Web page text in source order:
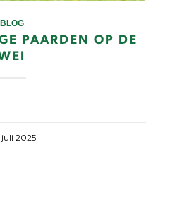
BLOG
PAARDEN OP DE
2025